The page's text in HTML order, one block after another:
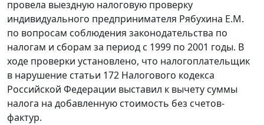
провела выездную налоговую проверку
индивидуального предпринимателя Рябухина Е.М.
по вопросам соблюдения законодательства по
налогам и сборам за период с 1999 по 2001 годы. В
ходе проверки установлено, что налогоплательщик
в нарушение статьи 172 Налогового кодекса
Российской Федерации выставил к вычету суммы
налога на добавленную стоимость без счетов-
фактур.